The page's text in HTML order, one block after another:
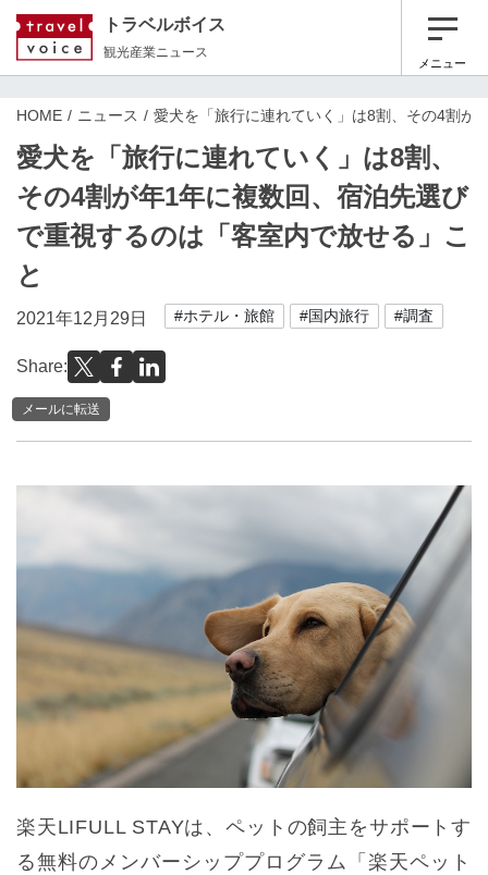
トラベルボイス
観光産業ニュース
メニュー
HOME ニュース 愛犬を「旅行に連れていく」は8割、その4割が
愛犬を「旅行に連れていく」は8割、
その4割が年1年に複数回、宿泊先選び
で重視するのは「客室内で放せる」こ
と
2021年12月29日 #ホテル・旅館 #国内旅行 #調査
Share:
メールに転送
楽天LIFULL STAYは、ペットの飼主をサポートす
る無料のメンバーシッププログラム「楽天ペット